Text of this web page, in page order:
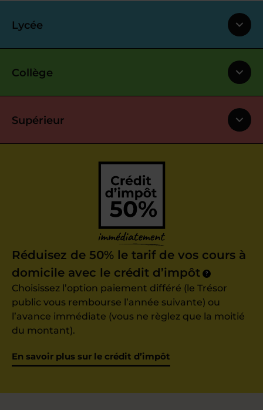
Lycée
Collège
Supérieur
Réduisez de 50% le tarif de vos cours à
domicile avec le crédit d’impôt
?
Choisissez l’option paiement différé (le Trésor
public vous rembourse l’année suivante) ou
l’avance immédiate (vous ne règlez que la moitié
du montant).
En savoir plus sur le crédit d’impôt